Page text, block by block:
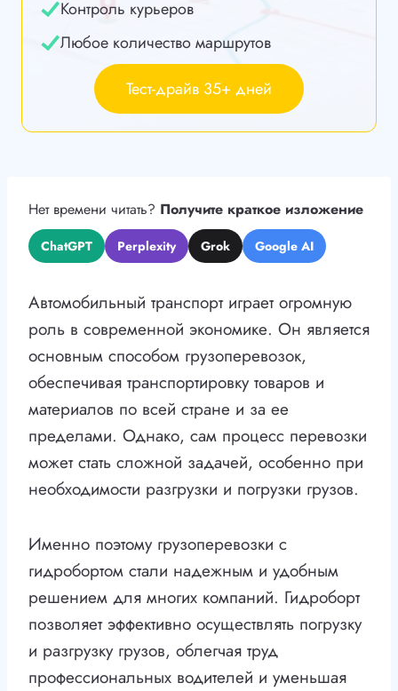
Контроль курьеров
Любое количество маршрутов
Тест-драйв 35+ дней
Нет времени читать? Получите краткое изложение
ChatGPT Perplexity Grok Google AI
Автомобильный транспорт играет огромную
роль в современной экономике. Он является
основным способом грузоперевозок,
обеспечивая транспортировку товаров и
материалов по всей стране и за ее
пределами. Однако, сам процесс перевозки
может стать сложной задачей, особенно при
необходимости разгрузки и погрузки грузов.
Именно поэтому грузоперевозки с
гидробортом стали надежным и удобным
решением для многих компаний. Гидроборт
позволяет эффективно осуществлять погрузку
и разгрузку грузов, облегчая труд
профессиональных водителей и уменьшая